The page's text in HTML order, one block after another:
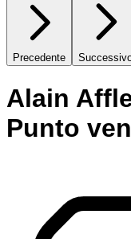
Precedente
Alain
Punto